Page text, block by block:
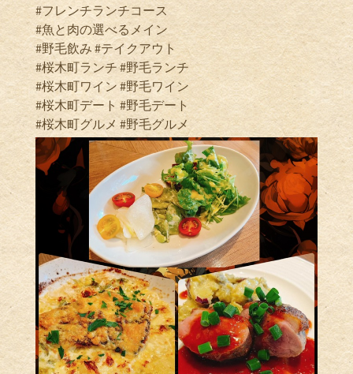
#フレンチランチコース
#魚と肉の選べるメイン
#野毛飲み #テイクアウト
#桜木町ランチ #野毛ランチ
#桜木町ワイン #野毛ワイン
#桜木町デート #野毛デート
#桜木町グルメ #野毛グルメ